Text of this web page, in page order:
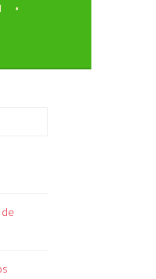
de